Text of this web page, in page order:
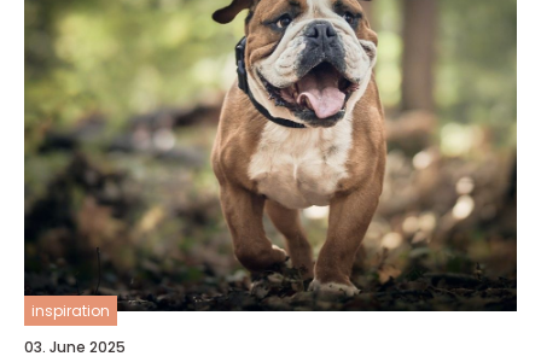
inspiration
03. June 2025